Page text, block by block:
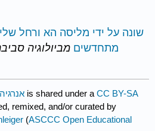
שונה על ידי מליסה הא ורחל
מתחדשים מביולוגיה
17: is shared under aCC BY-SA
remixed, and/or curated by
(ASCCC Open Educational